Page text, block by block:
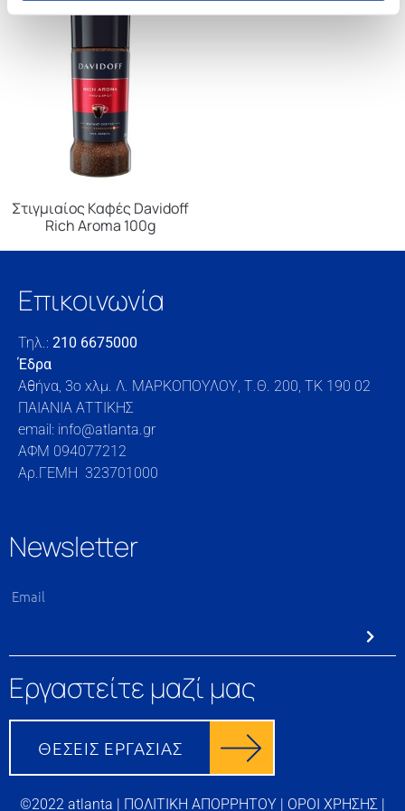
Στιγμιαίος Καφές Davidoff
Rich Aroma 100g
Επικοινωνία
Τηλ.: 210 6675000
Έδρα
Αθήνα, 3o xλμ. Λ. ΜΑΡΚΟΠΟΥΛΟΥ, Τ.Θ. 200, TK 190 02
ΠΑΙΑΝΙΑ ΑΤΤΙΚΗΣ
email: info@atlanta.gr
ΑΦΜ 094077212
Αρ.ΓΕΜΗ 323701000
Newsletter
Εργαστείτε μαζί μας
©2022 atlanta | ΠΟΛΙΤΙΚΗ ΑΠΟΡΡΗΤΟΥ | ΟΡΟΙ ΧΡΗΣΗΣ |